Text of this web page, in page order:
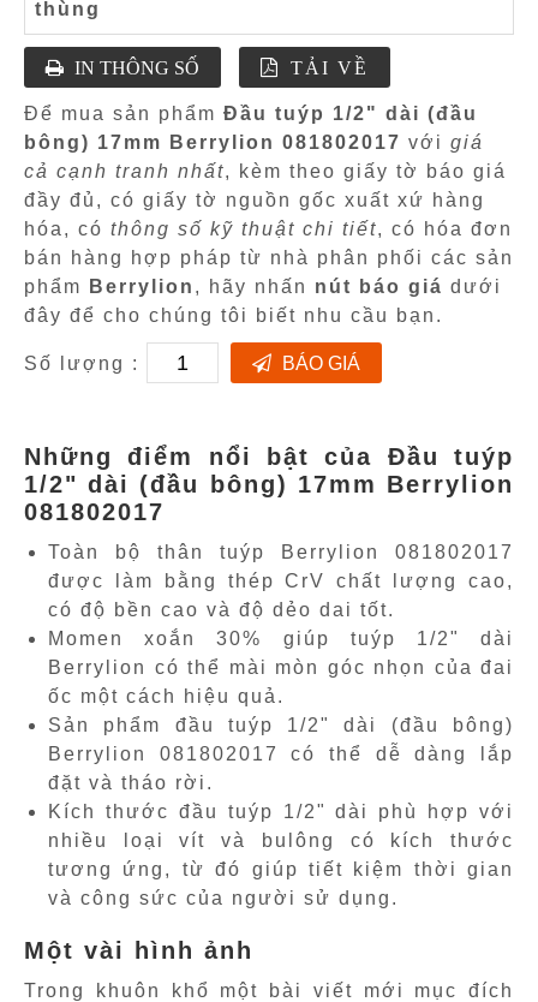
thùng
IN THÔNG SỐ TẢI VỀ
Để mua sản phẩm Đầu tuýp 1/2" dài (đầu
bông) 17mm Berrylion 081802017 với giá
cả cạnh tranh nhất, kèm theo giấy tờ báo giá
đầy đủ, có giấy tờ nguồn gốc xuất xứ hàng
hóa, có thông số kỹ thuật chi tiết, có hóa đơn
bán hàng hợp pháp từ nhà phân phối các sản
phẩm
Berrylion , hãy nhấn nút báo giá dưới
đây để cho chúng tôi biết nhu cầu bạn.
Số lượng : BÁO GIÁ
Những điểm nổi bật của Đầu tuýp
1/2" dài (đầu bông) 17mm Berrylion
081802017
Toàn bộ thân tuýp Berrylion 081802017
được làm bằng thép CrV chất lượng cao,
có độ bền cao và độ dẻo dai tốt.
Momen xoắn 30% giúp tuýp 1/2" dài
Berrylion có thể mài mòn góc nhọn của đai
ốc một cách hiệu quả.
Sản phẩm đầu tuýp 1/2" dài (đầu bông)
Berrylion 081802017 có thể dễ dàng lắp
đặt và tháo rời.
Kích thước đầu tuýp 1/2" dài phù hợp với
nhiều loại vít và bulông có kích thước
tương ứng, từ đó giúp tiết kiệm thời gian
và công sức của người sử dụng.
Một vài hình ảnh
Trong khuôn khổ một bài viết mới mục đích